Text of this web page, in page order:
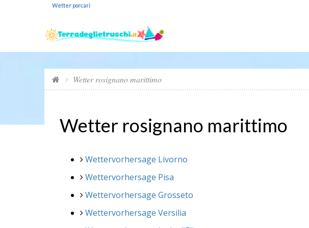
Wetter porcari
Wetter rosignano marittimo
Wetter rosignano marittimo
Wettervorhersage Livorno
Wettervorhersage Pisa
Wettervorhersage Grosseto
Wettervorhersage Versilia